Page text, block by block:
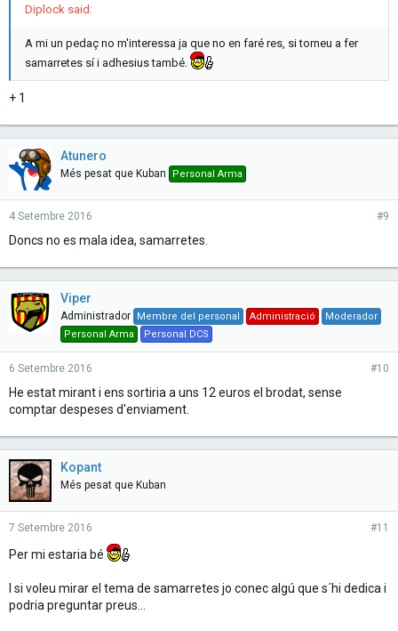
Diplock said:
A mi un pedaç no m'interessa ja que no en faré res, si torneu a fer
samarretes sí i adhesius també.
+ 1
Atunero
Més pesat que Kuban Personal Arma
4 Setembre 2016 #9
Doncs no es mala idea, samarretes.
Viper
Administrador Membre del personal Administració
Moderador
Personal Arma
Personal DCS
6 Setembre 2016 #10
He estat mirant i ens sortiria a uns 12 euros el brodat, sense
comptar despeses d'enviament.
Kopant
Més pesat que Kuban
7 Setembre 2016 #11
Per mi estaria bé
I si voleu mirar el tema de samarretes jo conec algú que s´hi dedica i
podria preguntar preus...